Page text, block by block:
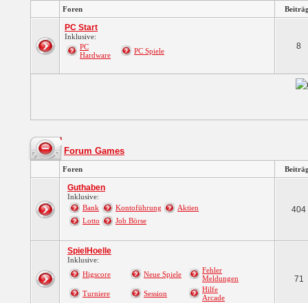
Foren
PC Start
Inklusive:
PC
Hardware
PC Spiele 8
Forum Games
Foren
Guthaben
Inklusive:
Bank
Kontoführung
Aktien
Lotto
Job Börse
404
SpielHoelle
Inklusive:
Higscore
Neue Spiele
Fehler
Meldungen
Turniere
Session
Hilfe
Arcade
71